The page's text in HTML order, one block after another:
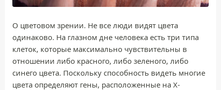
О цветовом зрении. Не все люди видят цвета
одинаково. На глазном дне человека есть три типа
клеток, которые максимально чувствительны в
отношении либо красного, либо зеленого, либо
синего цвета. Поскольку способность видеть многие
цвета определяют гены, расположенные на Х-